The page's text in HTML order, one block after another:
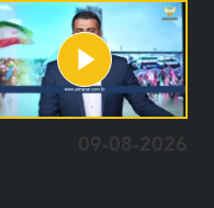
09-08-2026